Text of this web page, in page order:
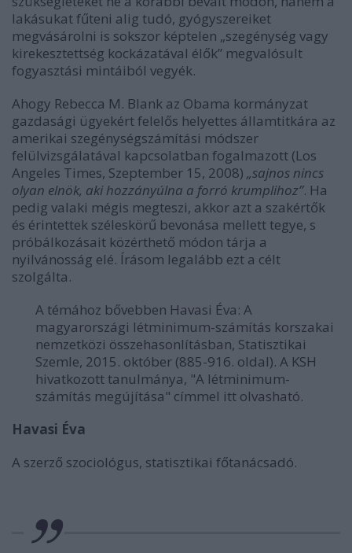
lakásukat fűteni alig tudó, gyógyszereiket
megvásárolni is sokszor képtelen „szegénység vagy
kirekesztettség kockázatával élők” megvalósult
fogyasztási mintáiból vegyék.
Ahogy Rebecca M. Blank az Obama kormányzat
gazdasági ügyekért felelős helyettes államtitkára az
amerikai szegénységszámítási módszer
felülvizsgálatával kapcsolatban fogalmazott (Los
Angeles Times, Szeptember 15, 2008) „sajnos nincs
olyan elnök, aki hozzányúlna a forró krumplihoz”. Ha
pedig valaki mégis megteszi, akkor azt a szakértők
és érintettek széleskörű bevonása mellett tegye, s
próbálkozásait közérthető módon tárja a
nyilvánosság elé. Írásom legalább ezt a célt
szolgálta.
A témához bővebben Havasi Éva: A
magyarországi létminimum-számítás korszakai
nemzetközi összehasonlításban, Statisztikai
Szemle, 2015. október (885-916. oldal). A KSH
hivatkozott tanulmánya, "A létminimum-
számítás megújítása" címmel itt olvasható.
Havasi Éva
A szerző szociológus, statisztikai főtanácsadó.